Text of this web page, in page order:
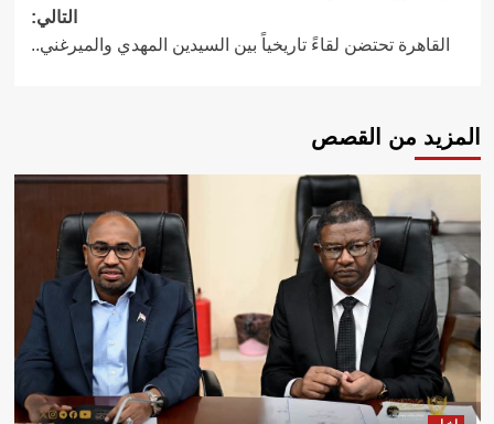
التالي:
القاهرة تحتضن لقاءً تاريخياً بين السيدين المهدي والميرغني..
المزيد من القصص